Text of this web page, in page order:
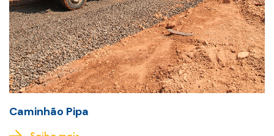
Caminhão Pipa